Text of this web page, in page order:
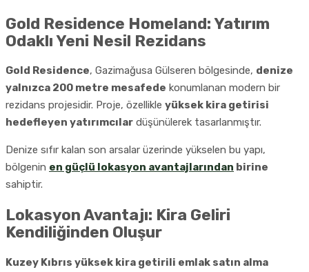
Gold Residence Homeland: Yatırım
Odaklı Yeni Nesil Rezidans
Gold Residence, Gazimağusa Gülseren bölgesinde, denize
yalnızca 200 metre mesafede konumlanan modern bir
rezidans projesidir. Proje, özellikle yüksek kira getirisi
hedefleyen yatırımcılar düşünülerek tasarlanmıştır.
Denize sıfır kalan son arsalar üzerinde yükselen bu yapı,
bölgenin en güçlü lokasyon avantajlarından birine
sahiptir.
Lokasyon Avantajı: Kira Geliri
Kendiliğinden Oluşur
Kuzey Kıbrıs yüksek kira getirili emlak satın alma